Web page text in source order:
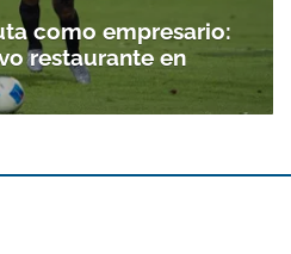
como empresario:
restaurante en